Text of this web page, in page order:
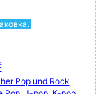
Pop und Rock